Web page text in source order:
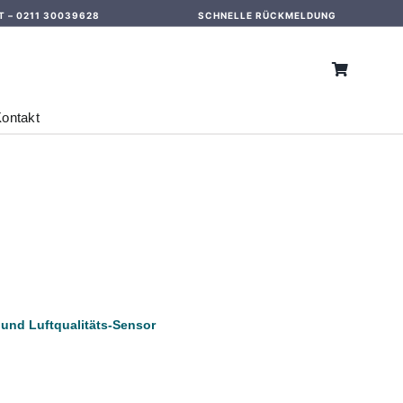
– 0211 30039628 SCHNELLE RÜCKMELDUNG
und Luftqualitäts-Sensor